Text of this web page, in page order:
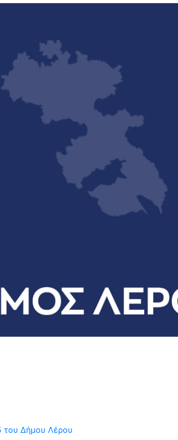
του Δήμου Λέρου